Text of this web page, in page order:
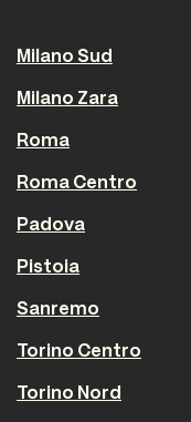
Milano Sud
Milano Zara
Roma
Roma Centro
Padova
Pistoia
Sanremo
Torino Centro
Torino Nord